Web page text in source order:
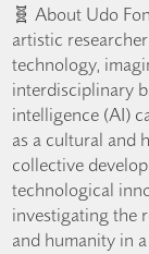
🧬 About Udo
artistic
technology,
interdisciplinary
intelligence (AI)
as a cultural and
collective
technological
investigating the
and humanity in